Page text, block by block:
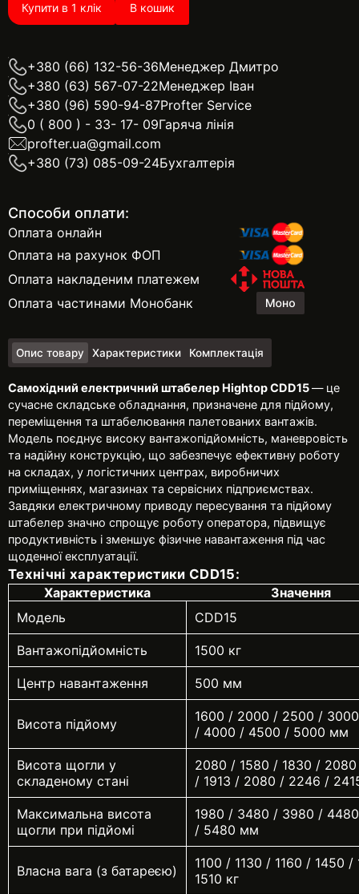
Купити в 1 клік В кошик
+380 (66) 132-56-36Менеджер Дмитро
+380 (63) 567-07-22Менеджер Іван
+380 (96) 590-94-87Profter Service
0 ( 800 ) - 33- 17- 09Гаряча лінія
profter.ua@gmail.com
+380 (73) 085-09-24Бухгалтерія
Способи оплати:
Оплата онлайн
Оплата на рахунок ФОП
Оплата накладеним платежем
Оплата частинами Монобанк
Опис товару Характеристики Комплектація
Самохідний електричний штабелер Hightop CDD15— це
сучасне складське обладнання, призначене для підйому,
переміщення та штабелювання палетованих вантажів.
Модель поєднує високу вантажопідйомність, маневровість
та надійну конструкцію, що забезпечує ефективну роботу
на складах, у логістичних центрах, виробничих
приміщеннях, магазинах та сервісних підприємствах.
Завдяки електричному приводу пересування та підйому
штабелер значно спрощує роботу оператора, підвищує
продуктивність і зменшує фізичне навантаження під час
щоденної експлуатації.
Технічні характеристики CDD15:
Характеристика
Значення
Модель
CDD15
Вантажопідйомність 1500 кг
Центр навантаження 500 мм
Висота підйому
1600 / 2000 / 2500 /
/ 4000 / 4500 / 5000 мм
Висота щогли у
складеному стані
2080 / 1580 / 1830 /
/ 1913 / 2080 / 2246 /
Максимальна висота
щогли при підйомі
1980 / 3480 / 3980 /
/ 5480 мм
Власна вага (з батареєю)
1100 / 1130 / 1160 / 1450 /
1510 кг